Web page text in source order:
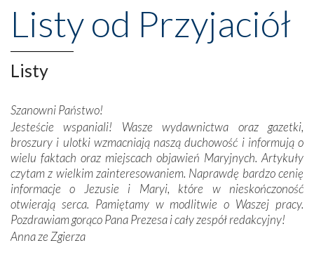
wznoszono na chwałę Bożą, na przykład – w podzięce za
Opatrznościową pomoc w wygranej bitwie o
niepodległość kraju. Zachwyt budziła potężna, a zarazem
misterna architektura tych monumentalnych dzieł,
wspaniałe zdobienia, dbałość ich twórców o detale,
budowniczych.
Podążyliśmy też śladami fatimskich wizjonerów – Łucji
dos Santos oraz świętych Hiacynty i Franciszka Marto.
Modliliśmy się przy ich grobach. Odprawiliśmy Drogę
Krzyżową w ich rodzinnych stronach, odwiedziliśmy
domy, w których żyli.
W miejscu objawień Matki Bożej zapaliliśmy świece
Listy od Przyjaciół
Listy
Szanowni Państwo!
Jesteście wspaniali! Wasze wydawnictwa oraz gazetki,
broszury i ulotki wzmacniają naszą duchowość i informują o
wielu faktach oraz miejscach objawień Maryjnych. Artykuły
czytam z wielkim zainteresowaniem. Naprawdę bardzo cenię
informacje o Jezusie i Maryi, które w nieskończoność
otwierają serca. Pamiętamy w modlitwie o Waszej pracy.
Pozdrawiam gorąco Pana Prezesa i cały zespół redakcyjny!
Anna ze Zgierza